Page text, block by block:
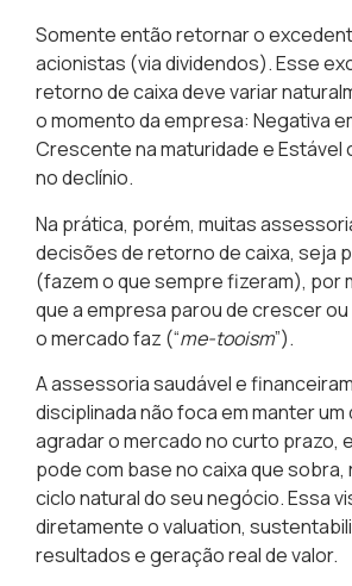
Somente então retornar o
acionistas (via dividendos). Esse
retorno de caixa deve variar
o momento da empresa: Negativa
Crescente na maturidade e
no declínio.
Na prática, porém, muitas
decisões de retorno de caixa, seja
(fazem o que sempre fizeram), por
que a empresa parou de crescer
o mercado faz (“me-tooism”).
A assessoria saudável e
disciplinada não foca em manter um
agradar o mercado no curto prazo,
pode com base no caixa que sobra,
ciclo natural do seu negócio. Essa
diretamente o valuation,
resultados e geração real de valor.